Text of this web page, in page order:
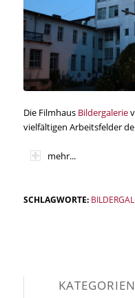
Die Filmhaus Bildergalerie
vielfältigen Arbeitsfelder
mehr...
SCHLAGWORTE:
KATEGORIEN